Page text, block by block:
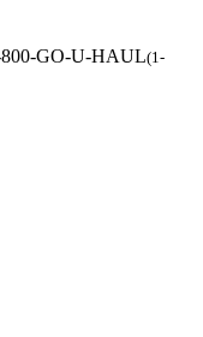
800-GO-U-HAUL(1-